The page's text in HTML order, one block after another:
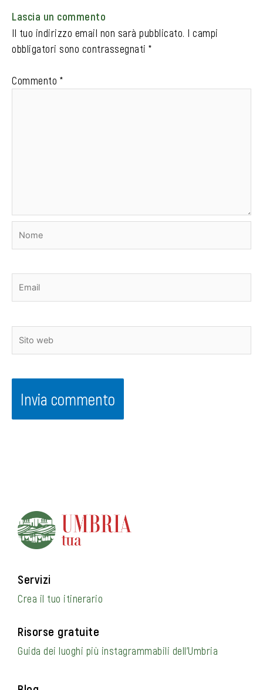
Lascia un commento
Il tuo indirizzo email non sarà pubblicato. I campi
obbligatori sono contrassegnati *
Commento *
Servizi
Crea il tuo itinerario
Risorse gratuite
Guida dei luoghi più instagrammabili dell’Umbria